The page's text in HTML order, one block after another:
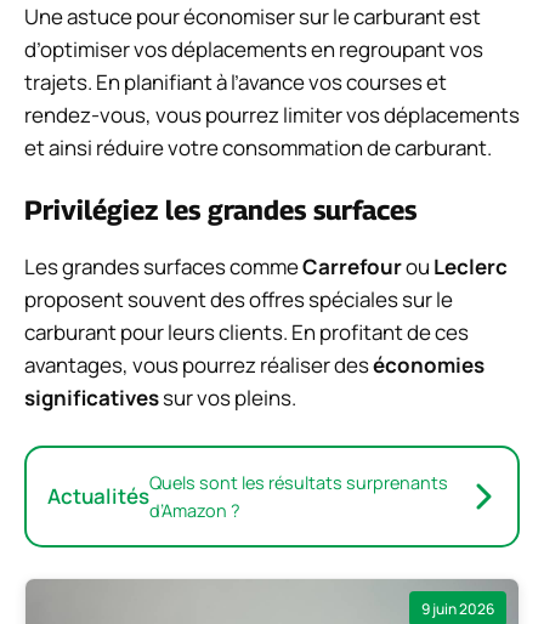
Une astuce pour économiser sur le carburant est
d’optimiser vos déplacements en regroupant vos
trajets. En planifiant à l’avance vos courses et
rendez-vous, vous pourrez limiter vos déplacements
et ainsi réduire votre consommation de carburant.
Privilégiez les grandes surfaces
Les grandes surfaces commeCarrefourou Leclerc
proposent souvent des offres spéciales sur le
carburant pour leurs clients. En profitant de ces
avantages, vous pourrez réaliser deséconomies
significativessur vos pleins.
ActualitésQuels sont les résultats surprenants
d’Amazon ?
9 juin 2026